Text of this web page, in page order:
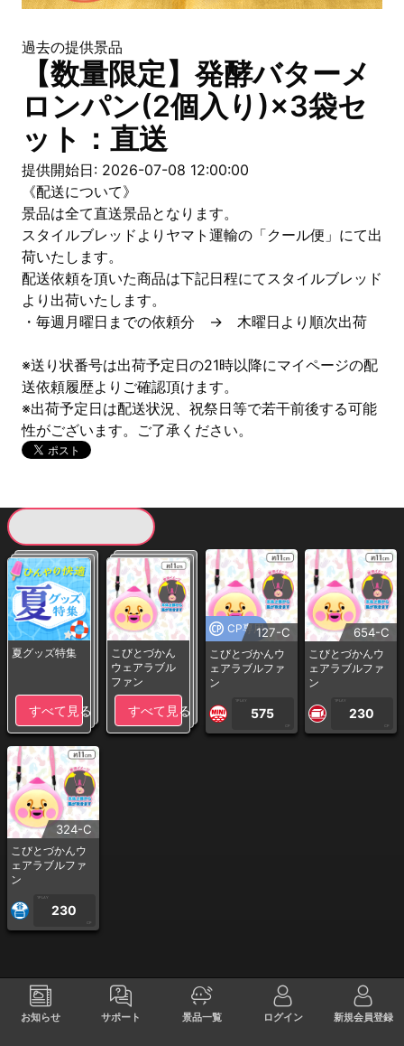
お知らせ サポート 景品一覧 ログイン 新規会員登録
過去の提供景品
【数量限定】発酵バターメ
ロンパン(2個入り)×3袋セ
ット：直送
提供開始日: 2026-07-08 12:00:00
《配送について》
景品は全て直送景品となります。
スタイルブレッドよりヤマト運輸の「クール便」にて出
荷いたします。
配送依頼を頂いた商品は下記日程にてスタイルブレッド
より出荷いたします。
・毎週月曜日までの依頼分 → 木曜日より順次出荷
※送り状番号は出荷予定日の21時以降にマイページの配
送依頼履歴よりご確認頂けます。
※出荷予定日は配送状況、祝祭日等で若干前後する可能
性がございます。ご了承ください。
夏グッズ特集
すべて見る
こびとづかん
ウェアラブル
ファン
すべて見る
CP専用127-C
こびとづかんウ
ェアラブルファ
ン
1PLAY
575
CP
654-C
こびとづかんウ
ェアラブルファ
ン
1PLAY
230
CP
324-C
こびとづかんウ
ェアラブルファ
ン
1PLAY
230
CP